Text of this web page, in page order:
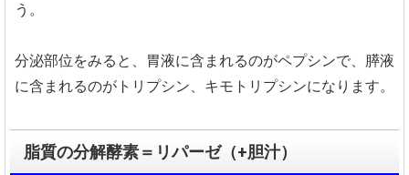
う。
分泌部位をみると、胃液に含まれるのがペプシンで、膵液
に含まれるのがトリプシン、キモトリプシンになります。
脂質の分解酵素＝リパーゼ（+胆汁）